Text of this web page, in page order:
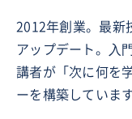
2012年創業。最新
アップデート。⼊
講者が「次に何を
ーを構築しています